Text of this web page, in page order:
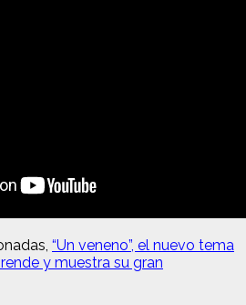
, “Un veneno”, el nuevo tema
y muestra su gran